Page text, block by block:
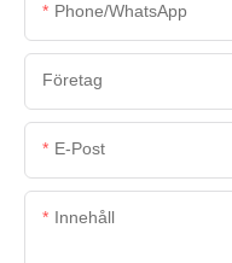
Phone/whatsApp
Företag
E-Post
Innehåll